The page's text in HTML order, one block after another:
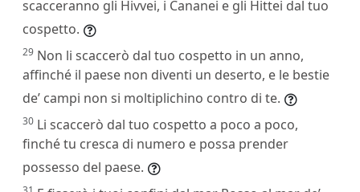
scacceranno gli Hivvei, i Cananei e gli Hittei dal tuo
cospetto.
29 Non li scaccerò dal tuo cospetto in un anno,
affinché il paese non diventi un deserto, e le bestie
de’ campi non si moltiplichino contro di te.
30 Li scaccerò dal tuo cospetto a poco a poco,
finché tu cresca di numero e possa prender
possesso del paese.